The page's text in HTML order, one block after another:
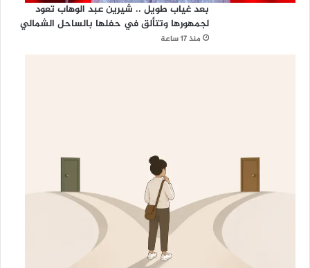
بعد غياب طويل .. شيرين عبد الوهاب تعود
لجمهورها وتتألق في حفلها بالساحل الشمالي
منذ 17 ساعة